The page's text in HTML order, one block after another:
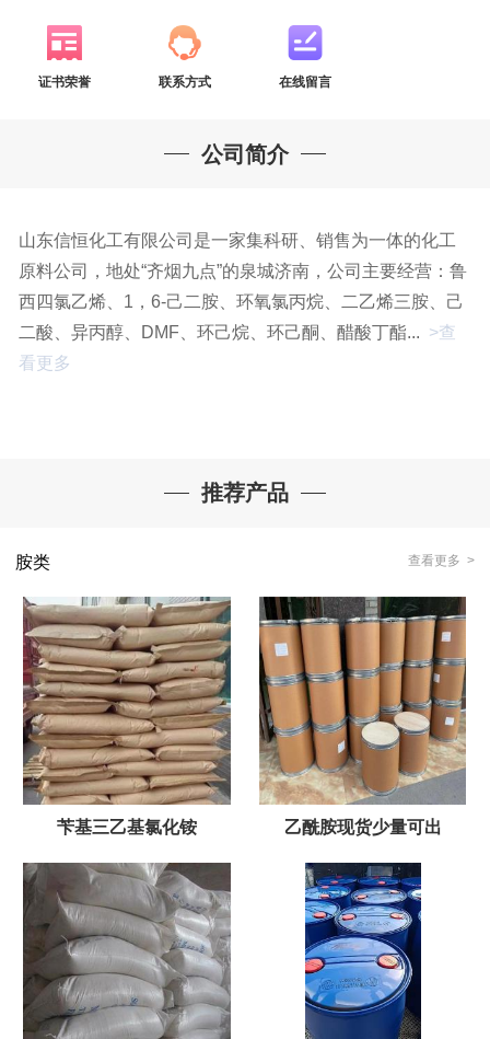
证书荣誉 联系方式 在线留言
公司简介
山东信恒化工有限公司是一家集科研、销售为一体的化工
原料公司，地处“齐烟九点”的泉城济南，公司主要经营：鲁
西四氯乙烯、1，6-己二胺、环氧氯丙烷、二乙烯三胺、己
二酸、异丙醇、DMF、环己烷、环己酮、醋酸丁酯... >查
看更多
推荐产品
胺类 查看更多 >
苄基三乙基氯化铵 乙酰胺现货少量可出